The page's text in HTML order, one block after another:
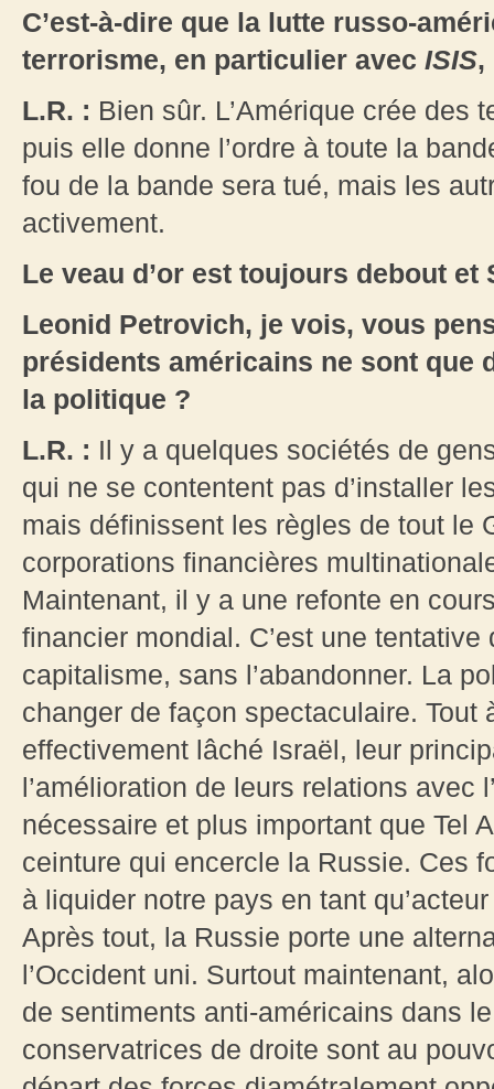
C’est-à-dire que la lutte russo-
terrorisme, en particulier avec ISIS,
L.R. : Bien sûr. L’Amérique crée des
puis elle donne l’ordre à toute la
fou de la bande sera tué, mais les
activement.
Le veau d’or est toujours debout et
Leonid Petrovich, je vois, vous
présidents américains ne sont que
la politique ?
L.R. : Il y a quelques sociétés de
qui ne se contentent pas d’installer
mais définissent les règles de tout le
corporations financières
Maintenant, il y a une refonte en
financier mondial. C’est une
capitalisme, sans l’abandonner. La
changer de façon spectaculaire. Tout
effectivement lâché Israël, leur
l’amélioration de leurs relations avec
nécessaire et plus important que Tel
ceinture qui encercle la Russie. Ces
à liquider notre pays en tant
Après tout, la Russie porte une
l’Occident uni. Surtout maintenant,
de sentiments anti-américains dans
conservatrices de droite sont au